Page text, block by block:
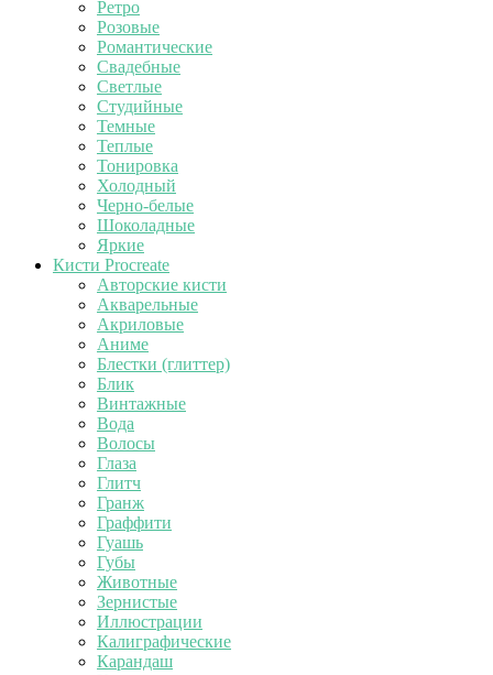
Ретро
Розовые
Романтические
Свадебные
Светлые
Студийные
Темные
Теплые
Тонировка
Холодный
Черно-белые
Шоколадные
Яркие
Кисти Procreate
Авторские кисти
Акварельные
Акриловые
Аниме
Блестки (глиттер)
Блик
Винтажные
Вода
Волосы
Глаза
Глитч
Гранж
Граффити
Гуашь
Губы
Животные
Зернистые
Иллюстрации
Калиграфические
Карандаш